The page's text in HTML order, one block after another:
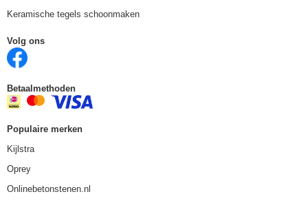
Keramische tegels schoonmaken
Volg ons
Betaalmethoden
Populaire merken
Kijlstra
Oprey
Onlinebetonstenen.nl